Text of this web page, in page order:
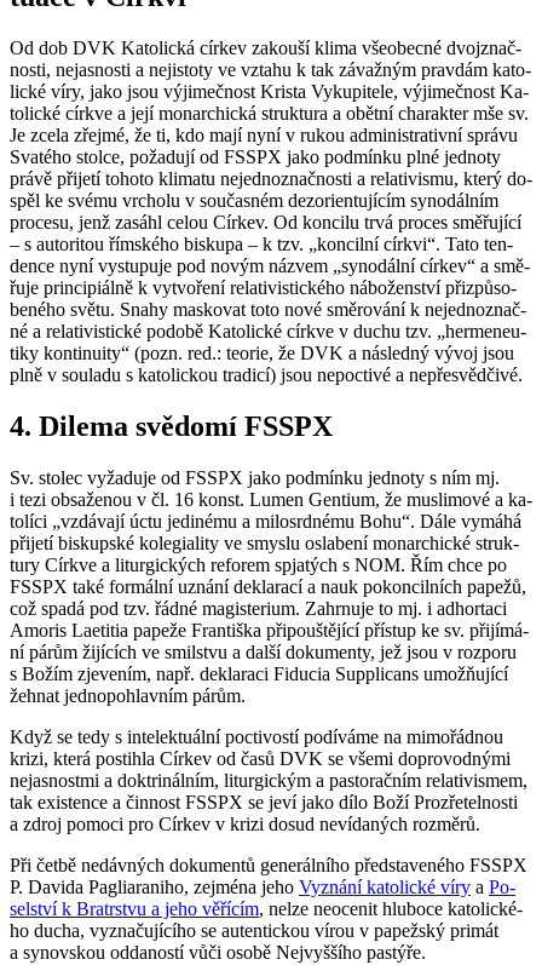
Od dob DVK Ka­to­lic­ká cír­kev za­kou­ší klima vše­o­bec­né dvoj­znač­
nos­ti, ne­jas­nos­ti a ne­jis­to­ty ve vzta­hu k tak zá­važ­ným prav­dám ka­to­
lic­ké víry, jako jsou vý­ji­meč­nost Kris­ta Vy­ku­pi­te­le, vý­ji­meč­nost Ka­
to­lic­ké církve a její mo­nar­chic­ká struk­tu­ra a obět­ní cha­rak­ter mše sv.
Je zcela zřej­mé, že ti, kdo mají nyní v rukou ad­mi­nis­tra­tiv­ní sprá­vu
Sva­té­ho stol­ce, po­ža­du­jí od FSSPX jako pod­mín­ku plné jed­no­ty
právě při­je­tí to­ho­to kli­ma­tu ne­jed­no­znač­nos­ti a re­la­ti­vis­mu, který do­
spěl ke svému vr­cho­lu v sou­čas­ném dez­o­ri­en­tu­jí­cím sy­no­dál­ním
pro­ce­su, jenž za­sá­hl celou Cír­kev. Od kon­ci­lu trvá pro­ces smě­řu­jí­cí
– s au­to­ri­tou řím­ské­ho bis­ku­pa – k tzv. „kon­cil­ní církvi“. Tato ten­
den­ce nyní vy­stu­pu­je pod novým ná­zvem „sy­no­dál­ní cír­kev“ a smě­
řu­je prin­ci­pi­ál­ně k vy­tvo­ře­ní re­la­ti­vis­tic­ké­ho ná­bo­žen­ství při­způ­so­
be­né­ho světu. Snahy mas­ko­vat toto nové smě­ro­vá­ní k ne­jed­no­znač­
né a re­la­ti­vis­tic­ké po­do­bě Ka­to­lic­ké církve v duchu tzv. „her­me­ne­u­
ti­ky kon­ti­nu­i­ty“ (pozn. red.: te­o­rie, že DVK a ná­sled­ný vývoj jsou
plně v sou­la­du s ka­to­lic­kou tra­di­cí) jsou ne­po­cti­vé a ne­pře­svěd­či­vé.
4. Di­le­ma svě­do­mí FSSPX
Sv. sto­lec vy­ža­du­je od FSSPX jako pod­mín­ku jed­no­ty s ním mj.
i tezi ob­sa­že­nou v čl. 16 konst. Lumen Gen­ti­um, že mus­li­mo­vé a ka­
to­lí­ci „vzdá­va­jí úctu je­di­né­mu a mi­lo­srd­né­mu Bohu“. Dále vy­má­há
při­je­tí bis­kup­ské ko­le­gi­a­li­ty ve smys­lu osla­be­ní mo­nar­chic­ké struk­
tu­ry Církve a li­tur­gic­kých re­fo­rem spja­tých s NOM. Řím chce po
FSSPX také for­mál­ní uzná­ní de­kla­ra­cí a nauk po­kon­cil­ních pa­pe­žů,
což spadá pod tzv. řádné magis­te­ri­um. Za­hr­nu­je to mj. i ad­hor­ta­ci
Amo­ris La­e­ti­tia pa­pe­že Fran­tiš­ka při­pouš­tě­jí­cí pří­stup ke sv. při­jí­má­
ní párům ži­jí­cích ve smil­stvu a další do­ku­men­ty, jež jsou v roz­po­ru
s Božím zje­ve­ním, např. de­kla­ra­ci Fi­du­cia Sup­pli­cans umožňující
žeh­nat jed­no­po­hlav­ním párům.
Když se tedy s in­te­lek­tu­ál­ní po­cti­vos­tí po­dí­vá­me na mi­mo­řád­nou
krizi, která po­stih­la Cír­kev od časů DVK se všemi do­pro­vod­ný­mi
ne­jas­nost­mi a dok­tri­nál­ním, li­tur­gic­kým a pas­to­rač­ním re­la­ti­vis­mem,
tak exis­ten­ce a čin­nost FSSPX se jeví jako dílo Boží Pro­zře­tel­nos­ti
a zdroj po­mo­ci pro Cír­kev v krizi dosud ne­ví­da­ných roz­mě­rů.
Při četbě ne­dáv­ných do­ku­men­tů ge­ne­rál­ní­ho před­sta­ve­né­ho FSSPX
P. Da­vi­da Pag­li­a­ra­ni­ho, zejmé­na jeho Vy­zná­ní ka­to­lic­ké víry a Po­
sel­ství k Bra­trstvu a jeho vě­ří­cím, nelze ne­o­ce­nit hlu­bo­ce ka­to­lic­ké­
ho ducha, vy­zna­ču­jí­cí­ho se au­ten­tic­kou vírou v pa­pež­ský pri­mát
a sy­nov­skou od­da­nos­tí vůči osobě Nej­vyš­ší­ho pas­tý­ře.